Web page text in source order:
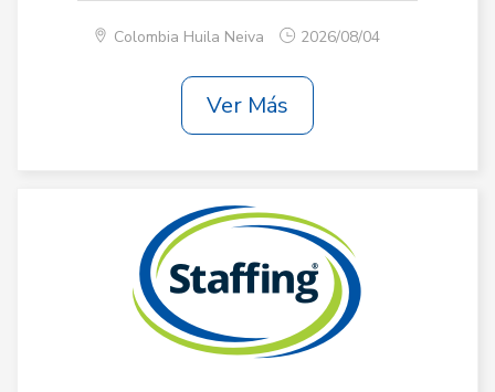
Colombia Huila Neiva 2026/08/04
Ver Más